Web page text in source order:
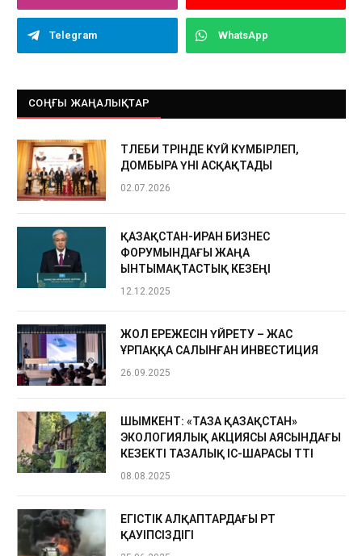
Telegram WhatsApp
СОҢҒЫ ЖАҢАЛЫҚТАР
ТӨЛЕБИ ТӨРІНДЕ КҮЙ КҮМБІРЛЕП,
ДОМБЫРА ҮНІ АСҚАҚТАДЫ
02.07.2026
ҚАЗАҚСТАН-ИРАН БИЗНЕС
ФОРУМЫНДАҒЫ ЖАҢА
ЫНТЫМАҚТАСТЫҚ КЕЗЕҢІ
12.12.2025
ЖОЛ ЕРЕЖЕСІН ҮЙРЕТУ – ЖАС
ҰРПАҚҚА САЛЫНҒАН ИНВЕСТИЦИЯ
26.09.2025
ШЫМКЕНТ: «ТАЗА ҚАЗАҚСТАН»
ЭКОЛОГИЯЛЫҚ АКЦИЯСЫ АЯСЫНДАҒЫ
КЕЗЕКТІ ТАЗАЛЫҚ ІС-ШАРАСЫ ӨТТІ
08.08.2025
ЕГІСТІК АЛҚАПТАРДАҒЫ ӨРТ
ҚАУІПСІЗДІГІ